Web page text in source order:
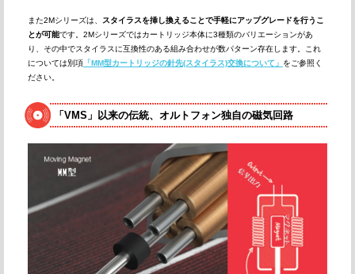
また2Mシリーズは、 スタイラスを挿し換えることで手軽にアップグレードを行うこ
とが可能です。2Mシリーズではカートリッジ本体に3種類のバリエーションがあ
り、その中でスタイラスに互換性のある組み合わせが数パターン存在します。これ
については別項 「MM型カートリッジの針先(スタイラス)交換について」 をご参照く
ださい。
「VMS」以来の伝統、オルトフォン独自の磁気回路